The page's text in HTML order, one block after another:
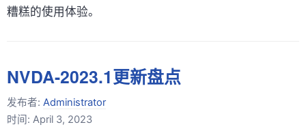
糟糕的使用体验。
NVDA-2023.1更新盘点
发布者: Administrator
时间: April 3, 2023